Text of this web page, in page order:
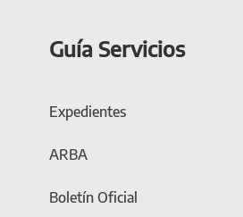
Guía Servicios
Expedientes
ARBA
Boletín Oficial